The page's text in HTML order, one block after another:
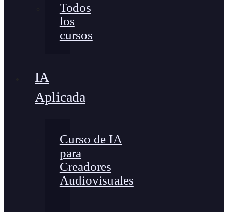
Todos
los
cursos
IA
Aplicada
Curso de IA
para
Creadores
Audiovisuales